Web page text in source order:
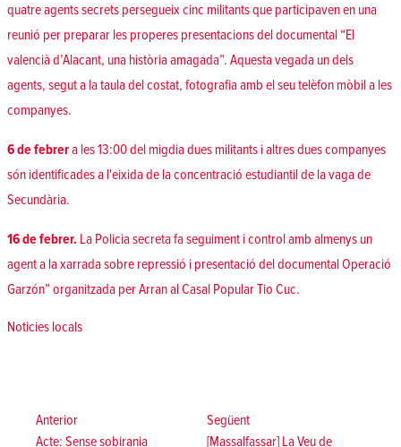
quatre agents secrets persegueix cinc militants que participaven en una
reunió per preparar les properes presentacions del documental “El
valencià d’Alacant, una història amagada”. Aquesta vegada un dels
agents, segut a la taula del costat, fotografia amb el seu telèfon mòbil a les
companyes.
6 de febrera les 13:00 del migdia dues militants i altres dues companyes
són identificades a l'eixida de la concentració estudiantil de la vaga de
Secundària.
16 de febrer. La Policia secreta fa seguiment i control amb almenys un
agent a la xarrada sobre repressió i presentació del documental Operació
Garzón” organitzada per Arran al Casal Popular Tio Cuc.
Posted in
Noticies locals
d'entradesAnteriorAnterior:
Acte: Sense sobirania
SegüentSegüent:
[Massalfassar] La Veu de